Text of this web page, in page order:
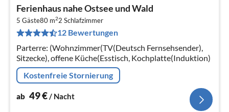
Ferienhaus nahe Ostsee und Wald
5 Gäste80 m22 Schlafzimmer
12 Bewertungen
Parterre: (Wohnzimmer(TV(Deutsch Fernsehsender),
Sitzecke), offene Küche(Esstisch, Kochplatte(Induktion)
Kostenfreie Stornierung
ab 49€/ Nacht